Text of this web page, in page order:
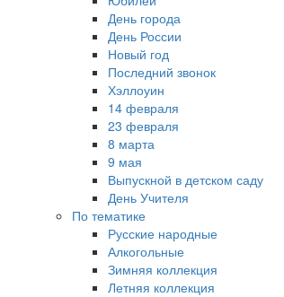
День города
День России
Новый год
Последний звонок
Хэллоуин
14 февраля
23 февраля
8 марта
9 мая
Выпускной в детском саду
День Учителя
По тематике
Русские народные
Алкогольные
Зимняя коллекция
Летняя коллекция